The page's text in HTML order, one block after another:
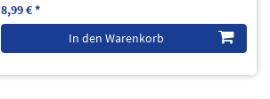
8,99 € *
In den Warenkorb